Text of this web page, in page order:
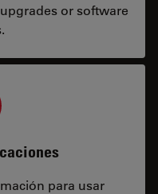
or software
para usar